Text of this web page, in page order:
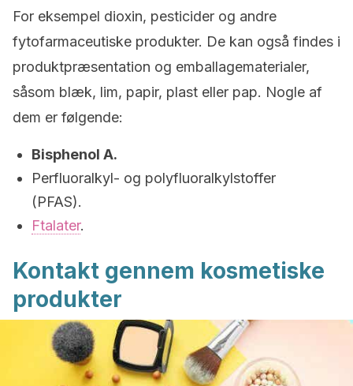
For eksempel dioxin, pesticider og andre
fytofarmaceutiske produkter. De kan også findes i
produktpræsentation og emballagematerialer,
såsom blæk, lim, papir, plast eller pap. Nogle af
dem er følgende:
Bisphenol A.
Perfluoralkyl- og polyfluoralkylstoffer
(PFAS).
Ftalater.
Kontakt gennem kosmetiske
produkter